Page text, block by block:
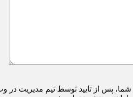
پس از تایید توسط تیم مدیریت در